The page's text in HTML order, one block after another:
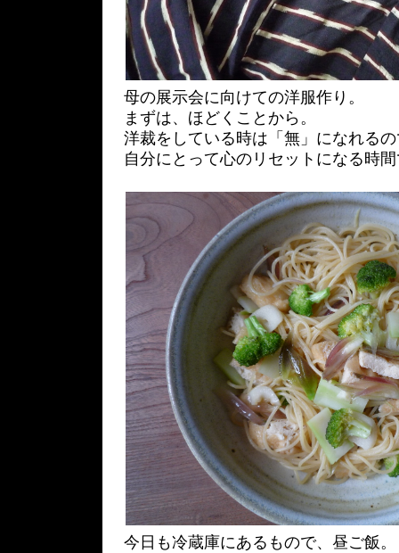
母の展示会に向けての洋服作り。
まずは、ほどくことから。
洋裁をしている時は「無」になれる
自分にとって心のリセットになる時
今日も冷蔵庫にあるもので、昼ご飯。